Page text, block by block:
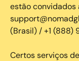
estão
(Brasil) / +1 (888)
Certos serviços